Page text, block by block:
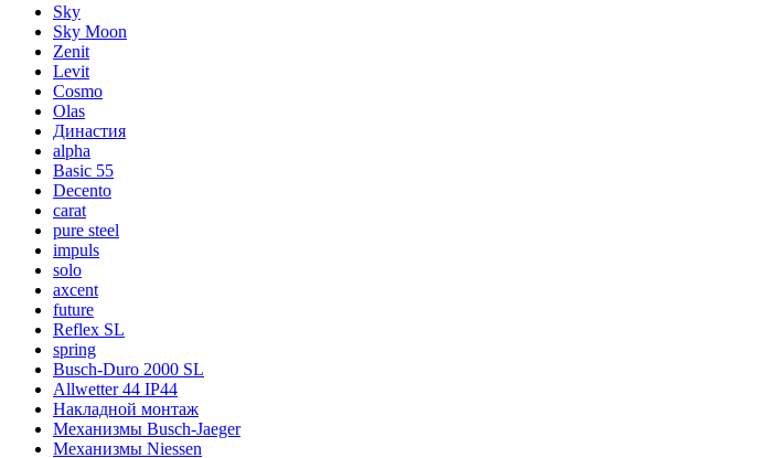
Sky
Sky Moon
Zenit
Levit
Cosmo
Olas
Династия
alpha
Basic 55
Decento
carat
pure steel
impuls
solo
axcent
future
Reflex SL
spring
Busch-Duro 2000 SL
Allwetter 44 IP44
Накладной монтаж
Механизмы Busch-Jaeger
Механизмы Niessen